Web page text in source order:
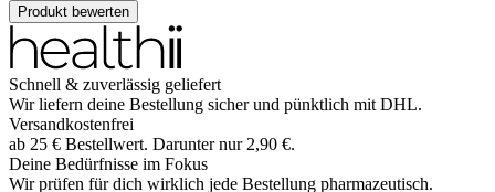
Produkt bewerten
Schnell & zuverlässig geliefert
Wir liefern deine Bestellung sicher und pünktlich mit DHL.
Versandkostenfrei
ab 25 € Bestellwert. Darunter nur 2,90 €.
Deine Bedürfnisse im Fokus
Wir prüfen für dich wirklich jede Bestellung pharmazeutisch.